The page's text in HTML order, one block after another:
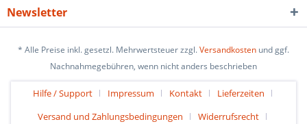
Newsletter
* Alle Preise inkl. gesetzl. Mehrwertsteuer zzgl.Versandkosten und ggf.
Nachnahmegebühren, wenn nicht anders beschrieben
Hilfe / Support Impressum Kontakt
Lieferzeiten
Versand und Zahlungsbedingungen
Widerrufsrecht